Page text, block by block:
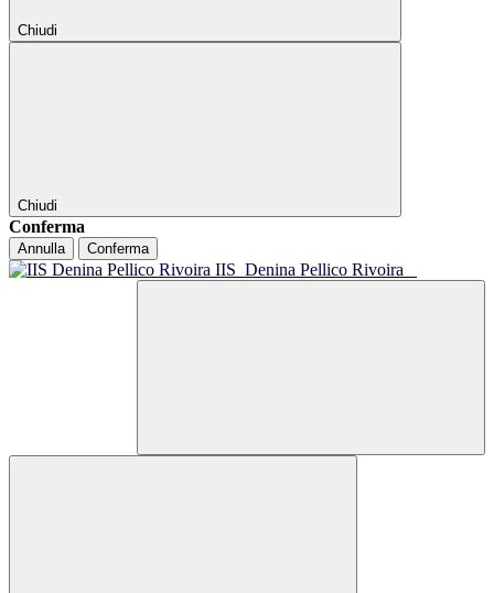
Chiudi
Chiudi
Conferma
Annulla Conferma
IIS Denina Pellico Rivoira